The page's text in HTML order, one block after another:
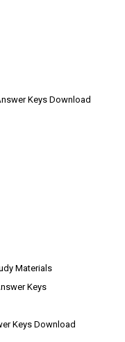
Keys Download
Materials
Keys
Keys Download